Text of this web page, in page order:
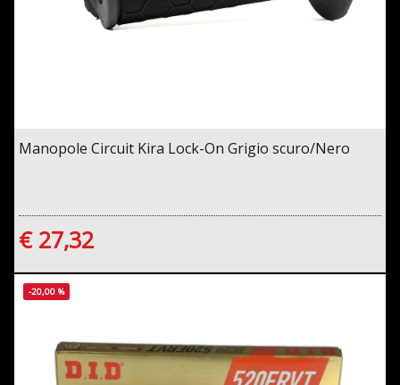
Manopole Circuit Kira Lock-On Grigio scuro/Nero
€ 27,32
-20,00 %